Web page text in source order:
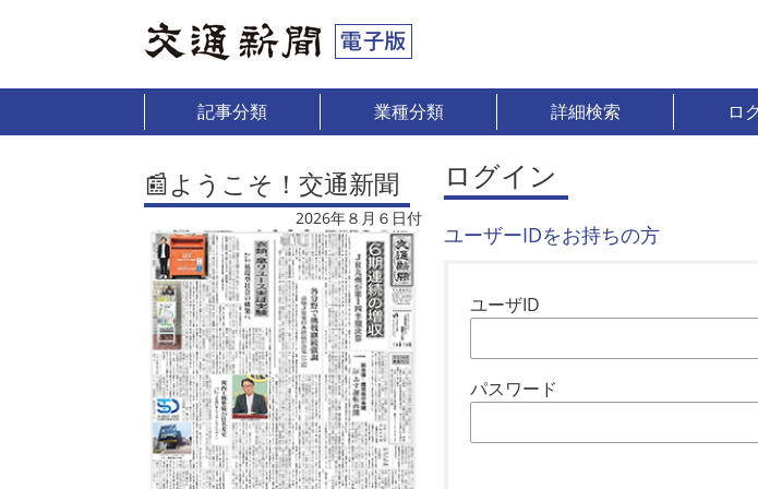
記事分類 業種分類 詳細検索 ロ
📰ようこそ！交通新聞
2026年８月６日付
ログイン
ユーザーIDをお持ちの方
ユーザID
パスワード